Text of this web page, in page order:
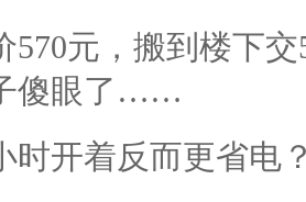
570元，搬到楼下
傻眼了……
时开着反而更省电